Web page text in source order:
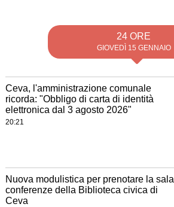
24 ORE
GIOVEDÌ 15 GENNAIO
Ceva, l'amministrazione comunale
ricorda: "Obbligo di carta di identità
elettronica dal 3 agosto 2026"
20:21
Nuova modulistica per prenotare la sala
conferenze della Biblioteca civica di
Ceva